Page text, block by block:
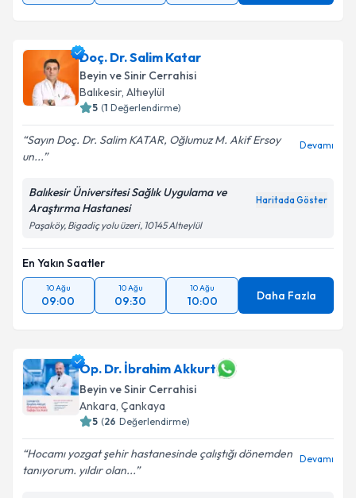
Doç. Dr. Salim Katar
Beyin ve Sinir Cerrahisi
Balıkesir, Altıeylül
5 (1 Değerlendirme)
Sayın Doç. Dr. Salim KATAR, Oğlumuz M. Akif Ersoy
un...
Devamı
Balıkesir Üniversitesi Sağlık Uygulama ve
Araştırma Hastanesi
Haritada Göster
Paşaköy, Bigadiç yolu üzeri, 10145 Altıeylül
En Yakın Saatler
10 Ağu
09:00
10 Ağu
09:30
10 Ağu
10:00 Daha Fazla
Op. Dr. İbrahim Akkurt
Beyin ve Sinir Cerrahisi
Ankara, Çankaya
5 (26 Değerlendirme)
Hocamı yozgat şehir hastanesinde çalıştığı dönemden
tanıyorum. yıldır olan...
Devamı